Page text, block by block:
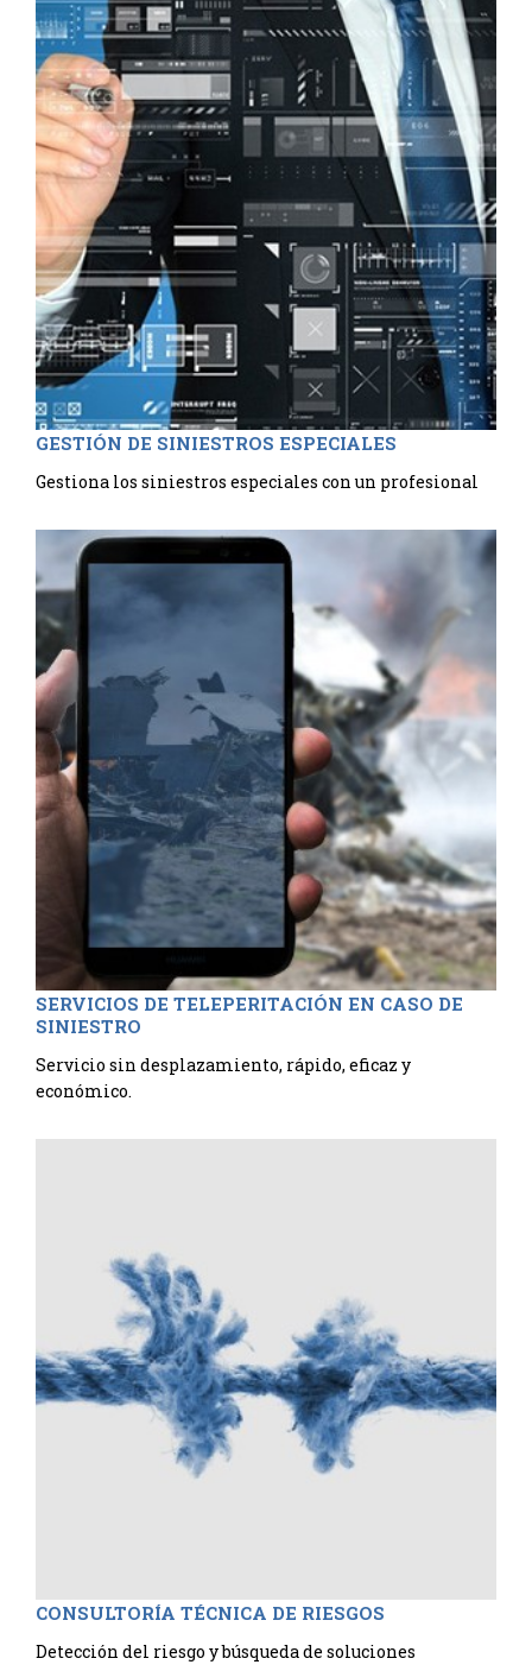
GESTIÓN DE SINIESTROS ESPECIALES
Gestiona los siniestros especiales con un profesional
SERVICIOS DE TELEPERITACIÓN EN CASO DE
SINIESTRO
Servicio sin desplazamiento, rápido, eficaz y
económico.
CONSULTORÍA TÉCNICA DE RIESGOS
Detección del riesgo y búsqueda de soluciones